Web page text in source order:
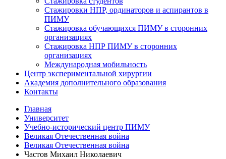
Стажировки НПР, ординаторов и аспирантов в
ПИМУ
Стажировка обучающихся ПИМУ в сторонних
организациях
Стажировка НПР ПИМУ в сторонних
организациях
Международная мобильность
Центр экспериментальной хирургии
Академия дополнительного образования
Контакты
Главная
Университет
Учебно-исторический центр ПИМУ
Великая Отечественная война
Великая Отечественная война
Частов Михаил Николаевич